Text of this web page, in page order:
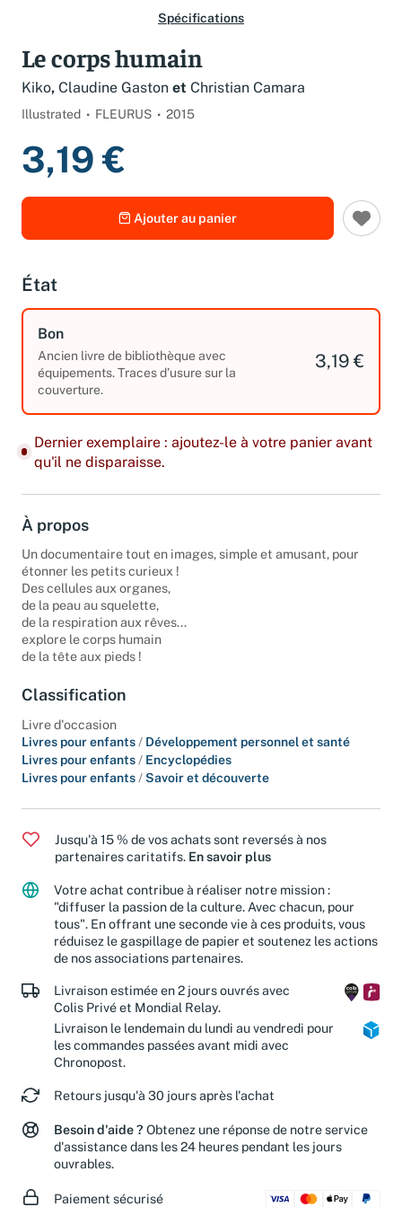
Spécifications
Le corps humain
Kiko, Claudine Gaston et Christian Camara
Illustrated FLEURUS 2015
3,19 €
Ajouter au panier
État
Bon
Ancien livre de bibliothèque avec
équipements. Traces d’usure sur la
couverture.
3,19 €
Dernier exemplaire : ajoutez-le à votre panier avant
qu'il ne disparaisse.
À propos
Un documentaire tout en images, simple et amusant, pour
étonner les petits curieux !
Des cellules aux organes,
de la peau au squelette,
de la respiration aux rêves...
explore le corps humain
de la tête aux pieds !
Classification
Livre d'occasion
Livres pour enfants / Développement personnel et santé
Livres pour enfants / Encyclopédies
Livres pour enfants /Savoir et découverte
Jusqu'à 15 % de vos achats sont reversés à nos
partenaires caritatifs. En savoir plus
Votre achat contribue à réaliser notre mission :
"diffuser la passion de la culture. Avec chacun, pour
tous". En offrant une seconde vie à ces produits, vous
réduisez le gaspillage de papier et soutenez les actions
de nos associations partenaires.
Livraison estimée en 2 jours ouvrés avec
Colis Privé et Mondial Relay.
Livraison le lendemain du lundi au vendredi pour
les commandes passées avant midi avec
Chronopost.
Retours jusqu'à 30 jours après l'achat
Besoin d'aide ? Obtenez une réponse de notre service
d'assistance dans les 24 heures pendant les jours
ouvrables.
Paiement sécurisé